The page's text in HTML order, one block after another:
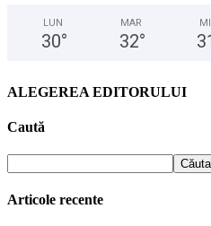
LUN
30°
MAR
32°
ALEGEREA EDITORULUI
Caută
Articole recente